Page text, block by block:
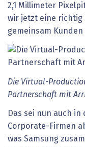
2,1 Millimeter
wir jetzt eine richtig
gemeinsam
Die Virtual-
Partnerschaft mit
Das sei nun auch in
Corporate-Firmen
was Samsung